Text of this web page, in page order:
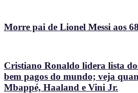
Morre pai de Lionel Messi aos
Cristiano Ronaldo lidera lista
bem pagos do mundo; veja
Mbappé, Haaland e Vini Jr.